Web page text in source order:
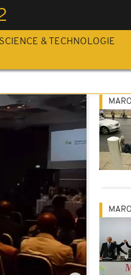
SCIENCE & TECHNOLOGIE